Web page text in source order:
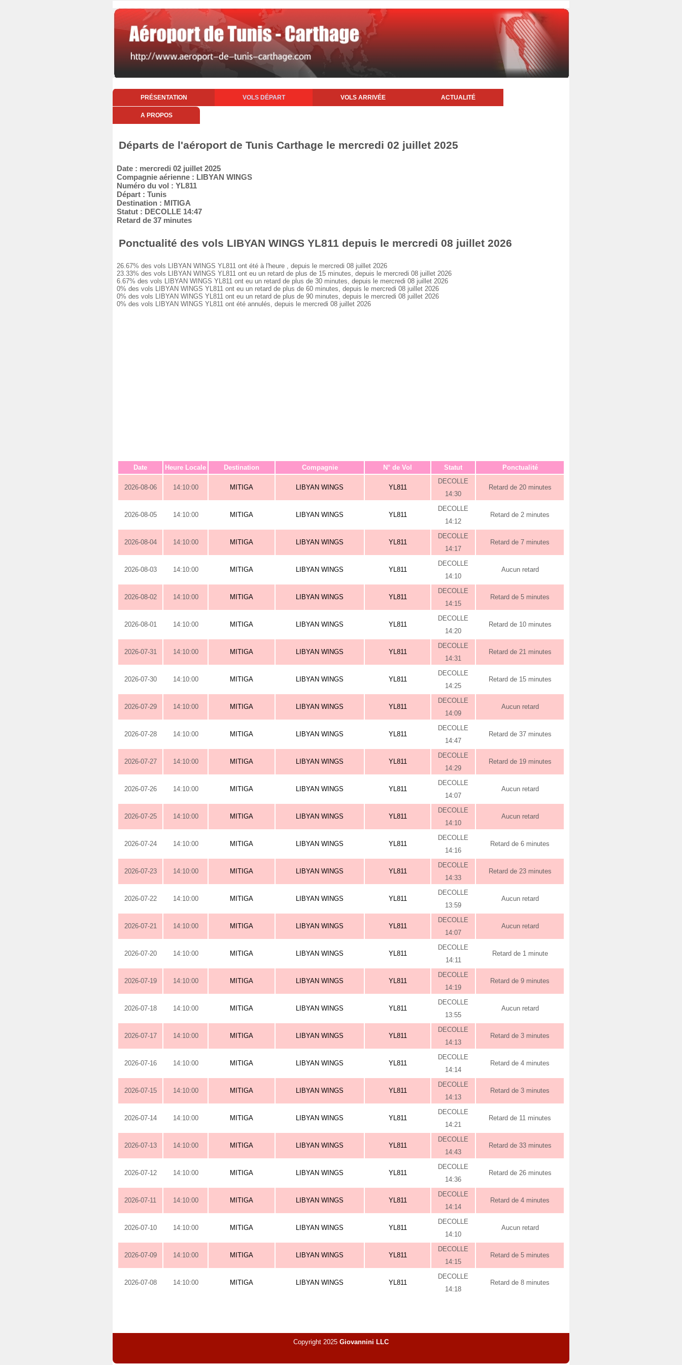
PRÉSENTATION VOLS DÉPART VOLS ARRIVÉE ACTUALITÉ
A PROPOS
Départs de l'aéroport de Tunis Carthage le mercredi 02 juillet 2025
Date : mercredi 02 juillet 2025
Compagnie aérienne : LIBYAN WINGS
Numéro du vol : YL811
Départ : Tunis
Destination : MITIGA
Statut : DECOLLE 14:47
Retard de 37 minutes
Ponctualité des vols LIBYAN WINGS YL811 depuis le mercredi 08 juillet 2026
26.67% des vols LIBYAN WINGS YL811 ont été à l'heure , depuis le mercredi 08 juillet 2026
23.33% des vols LIBYAN WINGS YL811 ont eu un retard de plus de 15 minutes, depuis le mercredi 08 juillet 2026
6.67% des vols LIBYAN WINGS YL811 ont eu un retard de plus de 30 minutes, depuis le mercredi 08 juillet 2026
0% des vols LIBYAN WINGS YL811 ont eu un retard de plus de 60 minutes, depuis le mercredi 08 juillet 2026
0% des vols LIBYAN WINGS YL811 ont eu un retard de plus de 90 minutes, depuis le mercredi 08 juillet 2026
0% des vols LIBYAN WINGS YL811 ont été annulés, depuis le mercredi 08 juillet 2026
Date Heure Locale Destination Compagnie N° de Vol Statut Ponctualité
2026-08-06 14:10:00 MITIGA LIBYAN WINGS YL811
DECOLLE
14:30
Retard de 20 minutes
2026-08-05 14:10:00 MITIGA LIBYAN WINGS YL811
DECOLLE
14:12
Retard de 2 minutes
2026-08-04 14:10:00 MITIGA LIBYAN WINGS YL811
DECOLLE
14:17
Retard de 7 minutes
2026-08-03 14:10:00 MITIGA LIBYAN WINGS YL811
DECOLLE
14:10
Aucun retard
2026-08-02 14:10:00 MITIGA LIBYAN WINGS YL811
DECOLLE
14:15
Retard de 5 minutes
2026-08-01 14:10:00 MITIGA LIBYAN WINGS YL811
DECOLLE
14:20
Retard de 10 minutes
2026-07-31 14:10:00 MITIGA LIBYAN WINGS YL811
DECOLLE
14:31
Retard de 21 minutes
2026-07-30 14:10:00 MITIGA LIBYAN WINGS YL811
DECOLLE
14:25
Retard de 15 minutes
2026-07-29 14:10:00 MITIGA LIBYAN WINGS YL811
DECOLLE
14:09
Aucun retard
2026-07-28 14:10:00 MITIGA LIBYAN WINGS YL811
DECOLLE
14:47
Retard de 37 minutes
2026-07-27 14:10:00 MITIGA LIBYAN WINGS YL811
DECOLLE
14:29
Retard de 19 minutes
2026-07-26 14:10:00 MITIGA LIBYAN WINGS YL811
DECOLLE
14:07
Aucun retard
2026-07-25 14:10:00 MITIGA LIBYAN WINGS YL811
DECOLLE
14:10
Aucun retard
2026-07-24 14:10:00 MITIGA LIBYAN WINGS YL811
DECOLLE
14:16
Retard de 6 minutes
2026-07-23 14:10:00 MITIGA LIBYAN WINGS YL811
DECOLLE
14:33
Retard de 23 minutes
2026-07-22 14:10:00 MITIGA LIBYAN WINGS YL811
DECOLLE
13:59
Aucun retard
2026-07-21 14:10:00 MITIGA LIBYAN WINGS YL811
DECOLLE
14:07
Aucun retard
2026-07-20 14:10:00 MITIGA LIBYAN WINGS YL811
DECOLLE
14:11
Retard de 1 minute
2026-07-19 14:10:00 MITIGA LIBYAN WINGS YL811
DECOLLE
14:19
Retard de 9 minutes
2026-07-18 14:10:00 MITIGA LIBYAN WINGS YL811
DECOLLE
13:55
Aucun retard
2026-07-17 14:10:00 MITIGA LIBYAN WINGS YL811
DECOLLE
14:13
Retard de 3 minutes
2026-07-16 14:10:00 MITIGA LIBYAN WINGS YL811
DECOLLE
14:14
Retard de 4 minutes
2026-07-15 14:10:00 MITIGA LIBYAN WINGS YL811
DECOLLE
14:13
Retard de 3 minutes
2026-07-14 14:10:00 MITIGA LIBYAN WINGS YL811
DECOLLE
14:21
Retard de 11 minutes
2026-07-13 14:10:00 MITIGA LIBYAN WINGS YL811
DECOLLE
14:43
Retard de 33 minutes
2026-07-12 14:10:00 MITIGA LIBYAN WINGS YL811
DECOLLE
14:36
Retard de 26 minutes
2026-07-11 14:10:00 MITIGA LIBYAN WINGS YL811
DECOLLE
14:14
Retard de 4 minutes
2026-07-10 14:10:00 MITIGA LIBYAN WINGS YL811
DECOLLE
14:10
Aucun retard
2026-07-09 14:10:00 MITIGA LIBYAN WINGS YL811
DECOLLE
14:15
Retard de 5 minutes
2026-07-08 14:10:00 MITIGA LIBYAN WINGS YL811
DECOLLE
14:18
Retard de 8 minutes
Copyright 2025 Giovannini LLC